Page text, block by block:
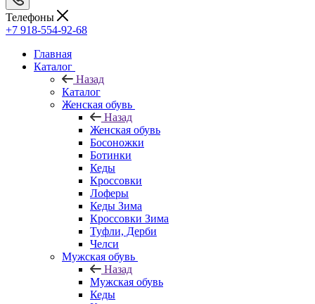
Телефоны
+7 918-554-92-68
Главная
Каталог
Назад
Каталог
Женская обувь
Назад
Женская обувь
Босоножки
Ботинки
Кеды
Кроссовки
Лоферы
Кеды Зима
Кроссовки Зима
Туфли, Дерби
Челси
Мужская обувь
Назад
Мужская обувь
Кеды